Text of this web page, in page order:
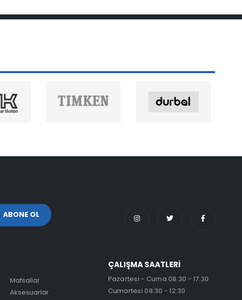
Mafsallar
Aksesuarlar
ÇALIŞMA SAATLERİ
Pazartesi - Cuma 08:30 - 17:30
Cumartesi 08:30 - 12:30